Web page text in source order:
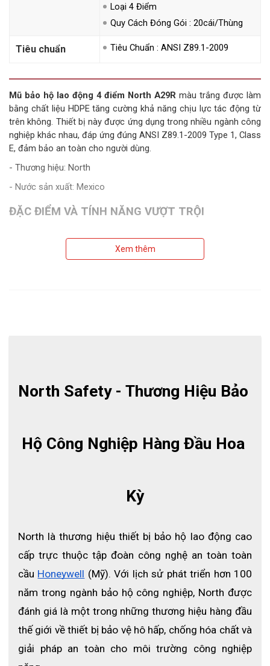
Loại 4 Điểm
Quy Cách Đóng Gói : 20cái/thùng
Tiêu chuẩn Tiêu Chuẩn : ANSI Z89.1-2009
Mũ bảo hộ lao động 4 điểm North A29R màu trắng được làm
bằng chất liệu HDPE tăng cường khả năng chịu lực tác động từ
trên không. Thiết bị này được ứng dụng trong nhiều ngành công
nghiệp khác nhau, đáp ứng đúng ANSI Z89.1-2009 Type 1, Class
E, đảm bảo an toàn cho người dùng.
- Thương hiệu: North
- Nước sản xuất: Mexico
ĐẶC ĐIỂM VÀ TÍNH NĂNG VƯỢT TRỘI
chịu lực tác động từ trên không, có rãnh chứa nước mưa và khe
- Giảm chấn 4 điểm, lòng nón nylon, phần ôm sát đầu bằng
- Bộ phận điều chỉnh nút xoay vặn điều chỉnh 3 cấp độ
- Mũ A29R không có lỗ thoáng khí
THÔNG SỐ KỸ THUẬT
- Serie : A29R
- Màu: nhiều màu
Xem thêm
North Safety - Thương Hiệu Bảo
Hộ Công Nghiệp Hàng Đầu Hoa
Kỳ
North là thương hiệu thiết bị bảo hộ lao động cao
cấp trực thuộc tập đoàn công nghệ an toàn toàn
cầu Honeywell (Mỹ). Với lịch sử phát triển hơn 100
năm trong ngành bảo hộ công nghiệp, North được
đánh giá là một trong những thương hiệu hàng đầu
thế giới về thiết bị bảo vệ hô hấp, chống hóa chất và
giải pháp an toàn cho môi trường công nghiệp